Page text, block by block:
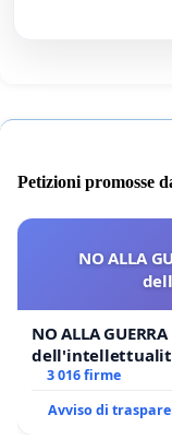
Petizioni promosse
NO ALLA
NO ALLA
3 016 firme
Avviso di